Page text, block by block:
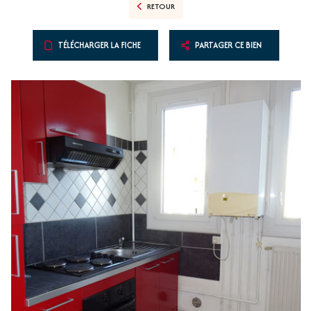
RETOUR
TÉLÉCHARGER LA FICHE PARTAGER CE BIEN